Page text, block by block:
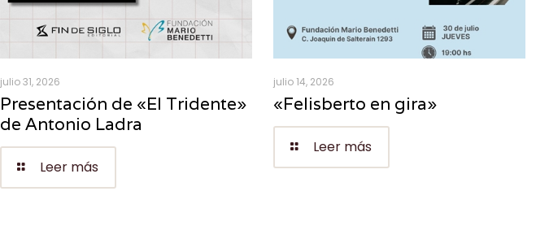
julio 31, 2026
Presentación de «El Tridente»
de Antonio Ladra
Leer más
julio 14, 2026
«Felisberto en gira»
Leer más